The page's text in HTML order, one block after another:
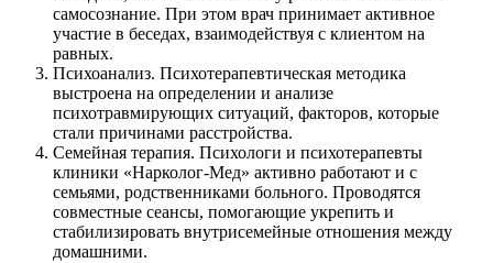
самосознание. При этом врач принимает активное
участие в беседах, взаимодействуя с клиентом на
равных.
Психоанализ. Психотерапевтическая методика
выстроена на определении и анализе
психотравмирующих ситуаций, факторов, которые
стали причинами расстройства.
Семейная терапия. Психологи и психотерапевты
клиники «Нарколог-Мед» активно работают и с
семьями, родственниками больного. Проводятся
совместные сеансы, помогающие укрепить и
стабилизировать внутрисемейные отношения между
домашними.